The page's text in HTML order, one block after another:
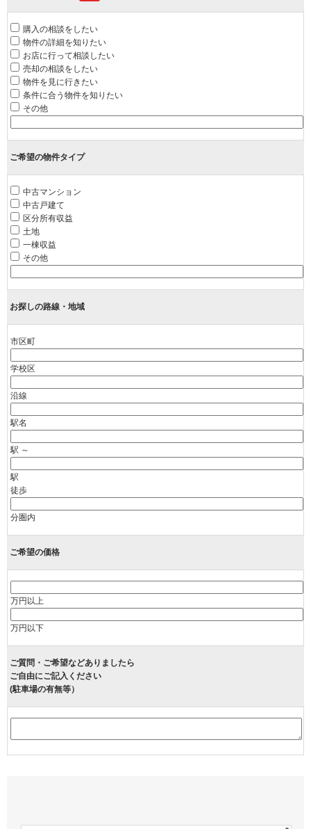
購入の相談をしたい
物件の詳細を知りたい
お店に行って相談したい
売却の相談をしたい
物件を見に行きたい
条件に合う物件を知りたい
その他
ご希望の物件タイプ
中古マンション
中古戸建て
区分所有収益
土地
一棟収益
その他
お探しの路線・地域
市区町
学校区
沿線
駅名
駅 ～
駅
徒歩
分圏内
ご希望の価格
万円以上
万円以下
ご質問・ご希望などありましたら
ご自由にご記入ください
(駐車場の有無等）